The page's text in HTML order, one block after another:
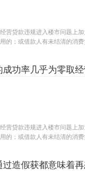
营贷款违规进入楼市问题上
的；或借款人有未结清的消费
功率几乎为零取
营贷款违规进入楼市问题上
的；或借款人有未结清的消费
造假获都意味着